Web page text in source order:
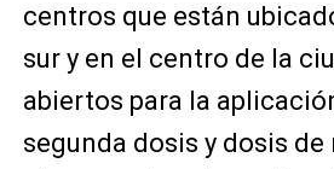
centros que están
sur y en el centro de la
abiertos para la
segunda dosis y dosis